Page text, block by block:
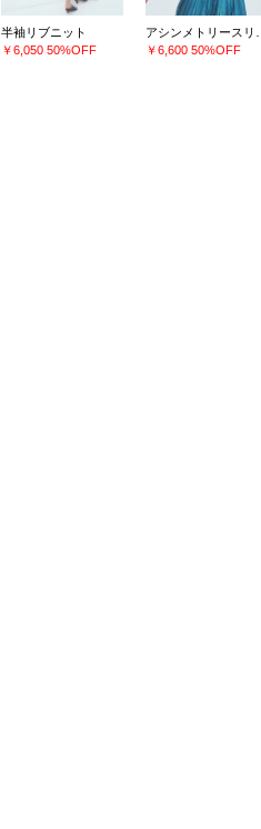
半袖リブニット
￥6,050 50%OFF
￥6,600 50%OFF